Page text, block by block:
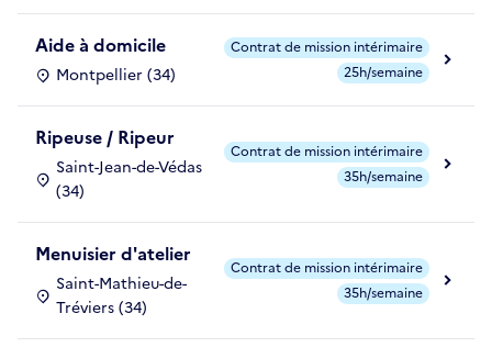
Aide à domicile
Montpellier (34)
Contrat de mission intérimaire
25h/semaine
Ripeuse / Ripeur
Saint-Jean-de-Védas
(34)
Contrat de mission intérimaire
35h/semaine
Menuisier d'atelier
Saint-Mathieu-de-
Tréviers (34)
Contrat de mission intérimaire
35h/semaine